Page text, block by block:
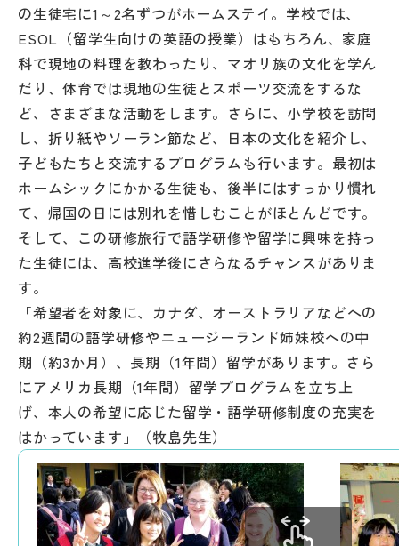
その他
お問い合わせ
個人情報保護方針
サイトマップ
運営会社
の生徒宅に1～2名ずつがホームステイ。学校では、
ESOL（留学生向けの英語の授業）はもちろん、家庭
科で現地の料理を教わったり、マオリ族の文化を学ん
だり、体育では現地の生徒とスポーツ交流をするな
ど、さまざまな活動をします。さらに、小学校を訪問
し、折り紙やソーラン節など、日本の文化を紹介し、
子どもたちと交流するプログラムも行います。最初は
ホームシックにかかる生徒も、後半にはすっかり慣れ
て、帰国の日には別れを惜しむことがほとんどです。
そして、この研修旅行で語学研修や留学に興味を持っ
た生徒には、高校進学後にさらなるチャンスがありま
す。
「希望者を対象に、カナダ、オーストラリアなどへの
約2週間の語学研修やニュージーランド姉妹校への中
期（約3か月）、長期（1年間）留学があります。さら
にアメリカ長期（1年間）留学プログラムを立ち上
げ、本人の希望に応じた留学・語学研修制度の充実を
はかっています」（牧島先生）